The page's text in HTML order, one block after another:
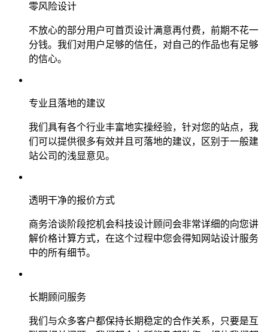
零风险设计
不放心的部分用户可首页设计满意再付费，前期不花一
分钱。我们对用户足够的信任，对自己的作品也有足够
的信心。
专业且落地的建议
我们具有各个行业丰富地实操经验，针对您的站点，我
们可以提供很多有效并且可落地的建议，区别于一般建
站公司的浅显意见。
透明干净的报价方式
商务洽谈阶段挖机会科技设计顾问会非常详细的向您讲
解价格计算方式，在这个过程中您会得知网站设计服务
中的所有细节。
长期顾问服务
我们与众多客户都保持长期稳定的合作关系，只要是互